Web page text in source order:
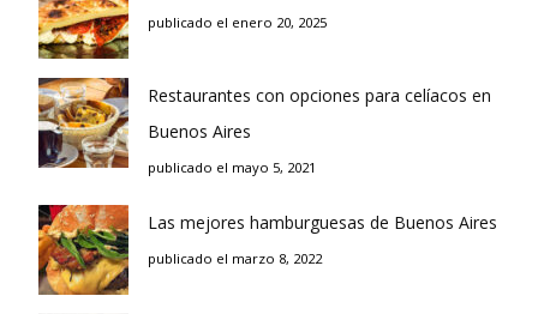
publicado el enero 20, 2025
Restaurantes con opciones para celíacos en
Buenos Aires
publicado el mayo 5, 2021
Las mejores hamburguesas de Buenos Aires
publicado el marzo 8, 2022